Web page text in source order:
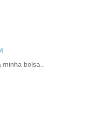
bolsa..